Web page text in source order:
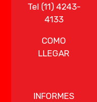
Tel (11) 4243-
4133
COMO
LLEGAR
INFORMES